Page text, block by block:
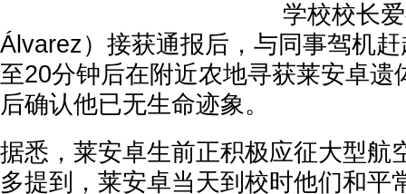
学校校长
Álvarez）接获通报后，与同事驾机
至20分钟后在附近农地寻获莱安卓遗
后确认他已无生命迹象。
据悉，莱安卓生前正积极应征大型航
多提到，莱安卓当天到校时他们和平